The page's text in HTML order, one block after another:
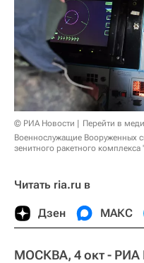
© РИА Новости
Перейти в
Военнослужащие Вооруженных
зенитного ракетного
Читать ria.ru в
Дзен МАКС
МОСКВА, 4 окт - РИА